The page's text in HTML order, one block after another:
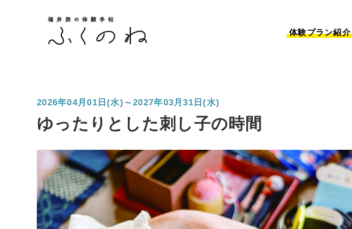
体験プラン紹介
2026年04月01日(水)～2027年03月31日(水)
ゆったりとした刺し子の時間